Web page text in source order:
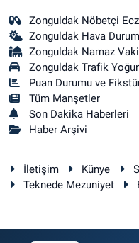
Zonguldak Nöbetçi
Zonguldak Hava
Zonguldak Namaz
Zonguldak Trafik
Puan Durumu ve
Tüm Manşetler
Son Dakika Haberleri
Haber Arşivi
İletişim Künye
Teknede Mezuniyet